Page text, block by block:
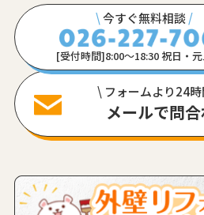
\今すぐ無料相談/
[受付時間]8:00〜18:30 祝日・元
\ フォームより24
メールで問